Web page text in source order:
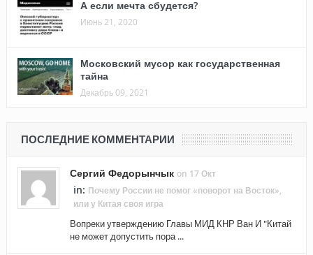
А если мечта сбудется?
Июнь 21, 2020
Московский мусор как государственная
тайна
Декабрь 09, 2021
ПОСЛЕДНИЕ КОММЕНТАРИИ
Сергий Федорынчык on 17 Окт
in: Почему России не помог «поворот на Восток»,
или у Китая своя игра
Вопреки утверждению Главы МИД КНР Ван И "Китай
не может допустить пора ...